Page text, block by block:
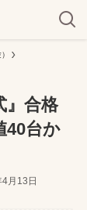
』合格
40台か
月13日